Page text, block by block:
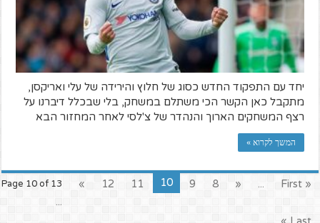
יחד עם התפקוד החדש כסוג של חלוץ והירידה של עלי ואריקסן,
מתקבל כאן הקשר הכי משתלם במשחק, בלי שבכלל דיברנו על
רצף המשחקים הארוך והנהדר של צ'לסי לאחר המחזור הבא
המשך לקרוא »
Page 10 of 13 « First
...
«
8
9
10
11
12
»
...